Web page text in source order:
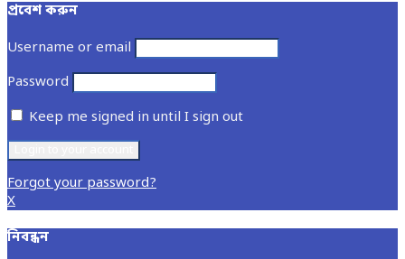
প্রবেশ করুন
Username or email
Password
Keep me signed in until I sign out
Forgot your password?
X
নিবন্ধন